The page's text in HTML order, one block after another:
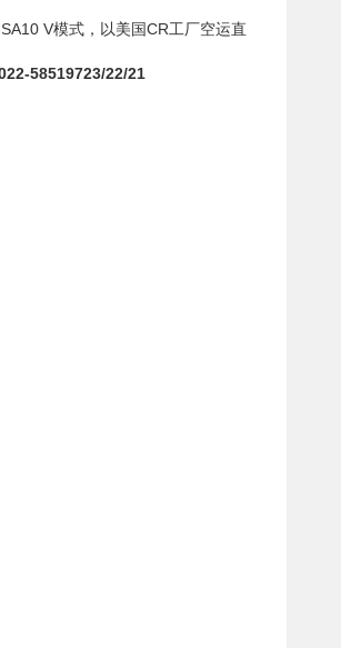
V模式，以美国CR工厂空运直
58519723/22/21